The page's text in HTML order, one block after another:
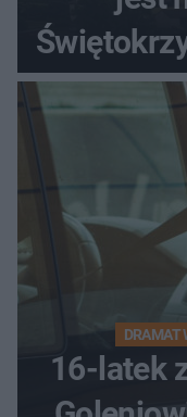
DRAMAT
16-latek